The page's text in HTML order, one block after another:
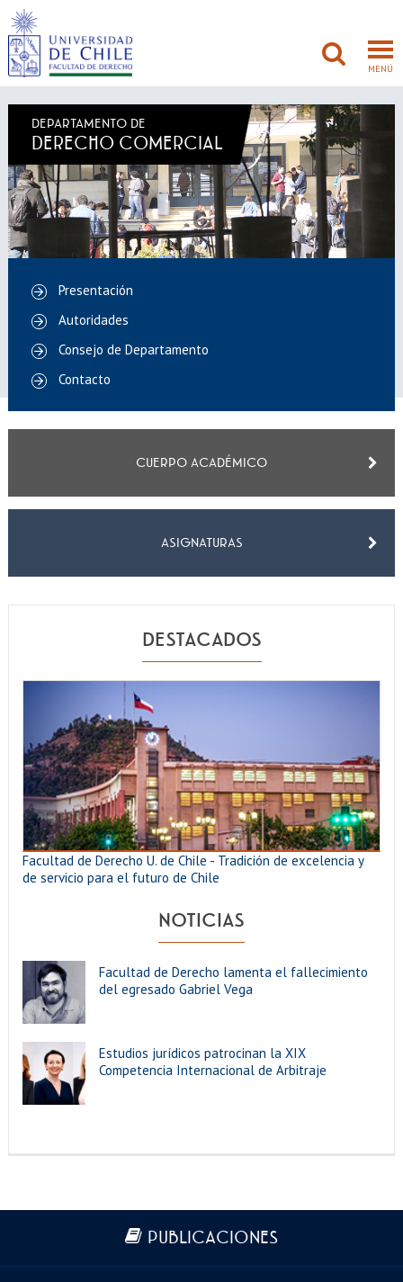
MENÚ
FACULTAD
PREGRADO
POSTGRADO
DEPARTAMENTO DE
DERECHO COMERCIAL
Presentación
Autoridades
Consejo de Departamento
Contacto
CUERPO ACADÉMICO
ASIGNATURAS
DESTACADOS
Facultad de Derecho U. de Chile - Tradición de excelencia y
de servicio para el futuro de Chile
NOTICIAS
Facultad de Derecho lamenta el fallecimiento
del egresado Gabriel Vega
Estudios jurídicos patrocinan la XIX
Competencia Internacional de Arbitraje
Más información
PUBLICACIONES